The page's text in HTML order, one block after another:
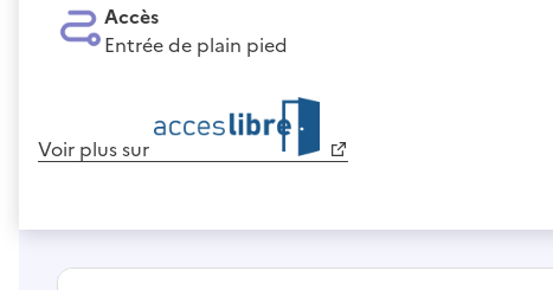
Accès
Entrée de plain pied
Voir plus sur